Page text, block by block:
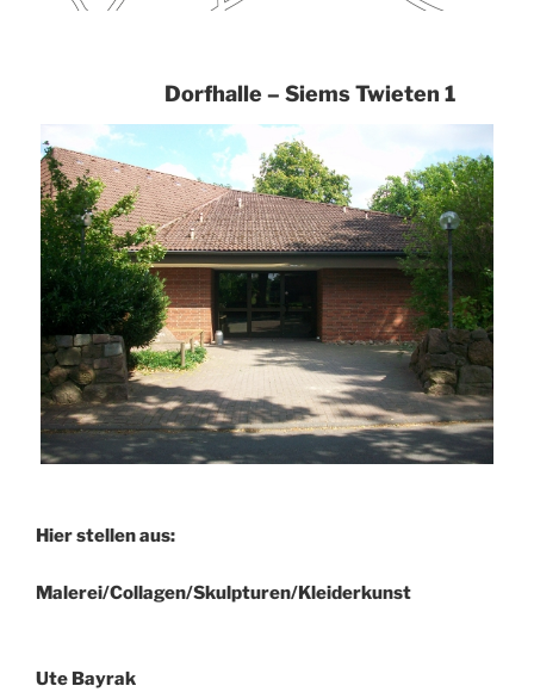
Dorfhalle – Siems Twieten 1
Hier stellen aus:
Malerei/Collagen/Skulpturen/Kleiderkunst
Ute Bayrak